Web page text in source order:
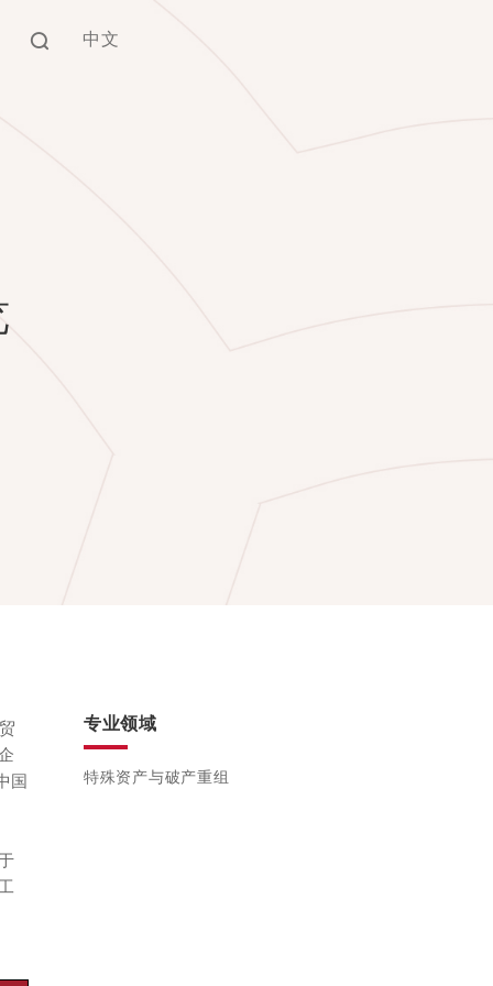
中文
国
专业领域
特殊资产与破产重组